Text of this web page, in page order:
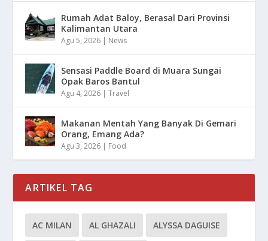
Rumah Adat Baloy, Berasal Dari Provinsi
Kalimantan Utara
Agu 5, 2026 | News
Sensasi Paddle Board di Muara Sungai
Opak Baros Bantul
Agu 4, 2026 |Travel
Makanan Mentah Yang Banyak Di Gemari
Orang, Emang Ada?
Agu 3, 2026 | Food
ARTIKEL TAG
AC MILAN AL GHAZALI ALYSSA DAGUISE